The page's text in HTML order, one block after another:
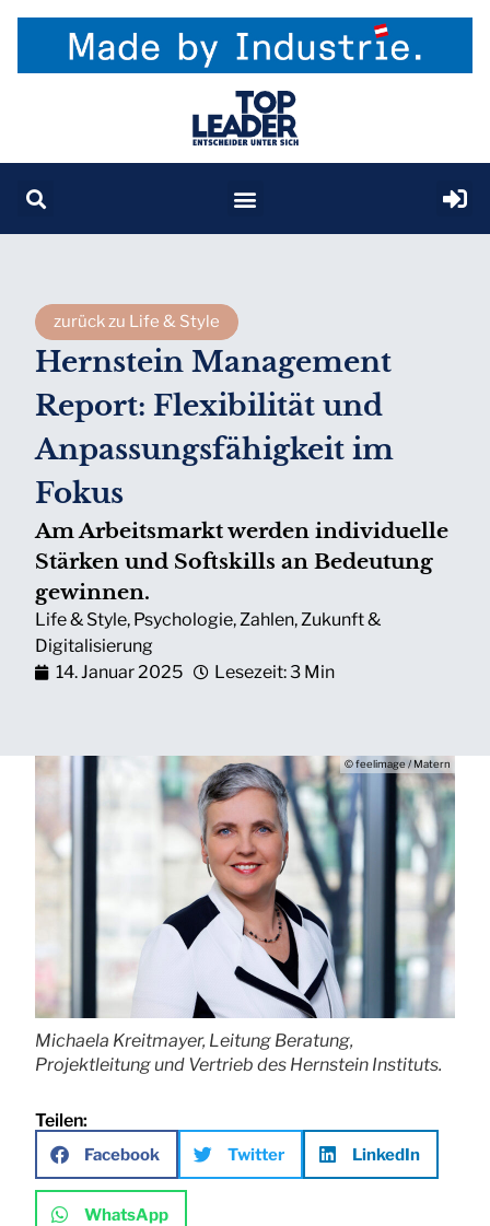
zurück zu Life & Style
Hernstein Management
Report: Flexibilität und
Anpassungsfähigkeit im
Fokus
Am Arbeitsmarkt werden individuelle
Stärken und Softskills an Bedeutung
gewinnen.
Life & Style, Psychologie,Zahlen,Zukunft &
Digitalisierung
14. Januar 2025
Lesezeit: 3 Min
© feelimage / Matern
Michaela Kreitmayer, Leitung Beratung,
Projektleitung und Vertrieb des Hernstein Instituts.
Teilen:
Facebook Twitter LinkedIn
WhatsApp